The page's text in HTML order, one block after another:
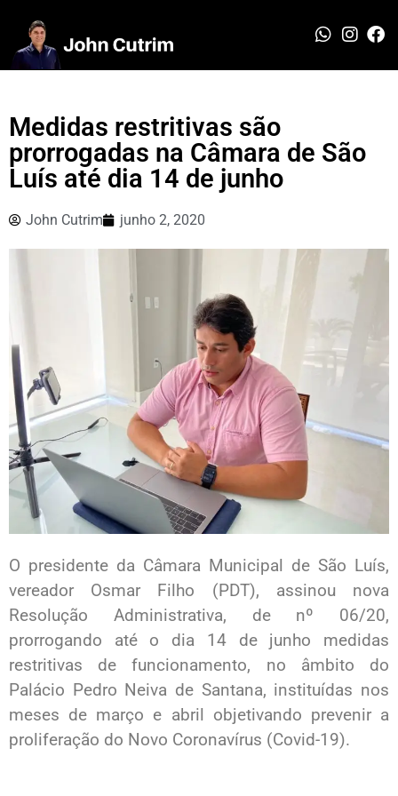
Medidas restritivas são
prorrogadas na Câmara de São
Luís até dia 14 de junho
John Cutrim junho 2, 2020
O presidente da Câmara Municipal de São Luís,
vereador Osmar Filho (PDT), assinou nova
Resolução Administrativa, de nº 06/20,
prorrogando até o dia 14 de junho medidas
restritivas de funcionamento, no âmbito do
Palácio Pedro Neiva de Santana, instituídas nos
meses de março e abril objetivando prevenir a
proliferação do Novo Coronavírus (Covid-19).